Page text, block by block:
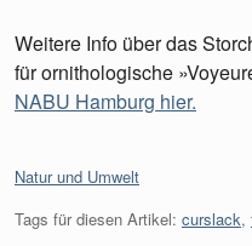
Weitere Info über das
für ornithologische
NABU Hamburg hier.
Kategorien:
Natur und Umwelt
Tags für diesen Artikel: curslack,